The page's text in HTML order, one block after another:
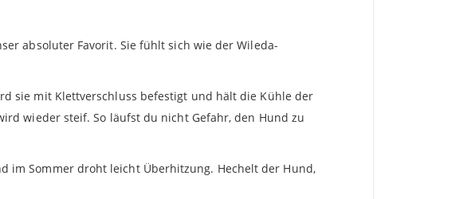
absoluter Favorit. Sie fühlt sich wie der Wileda-
sie mit Klettverschluss befestigt und hält die Kühle der
wieder steif. So läufst du nicht Gefahr, den Hund zu
im Sommer droht leicht Überhitzung. Hechelt der Hund,